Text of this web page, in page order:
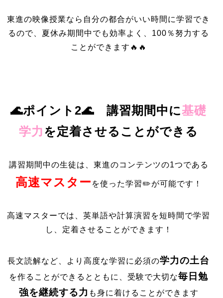
東進の映像授業なら自分の都合がいい時間に学習でき
るので、夏休み期間中でも効率よく、100％努力する
ことができます🔥🔥
🌊ポイント2🌊講習期間中に基礎
学力を定着させることができる
講習期間中の生徒は、東進のコンテンツの1つである
高速マスター を使った学習✏️が可能です！
高速マスターでは、英単語や計算演習を短時間で学習
し、定着させることができます！
長文読解など、より高度な学習に必須の学力の土台
を作ることができるとともに、受験で大切な毎日勉
強を継続する力 も身に着けることができます